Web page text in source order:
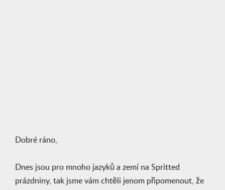
Dobré ráno,
Dnes jsou pro mnoho jazyků a zemí na Spritted
prázdniny, tak jsme vám chtěli jenom připomenout, že